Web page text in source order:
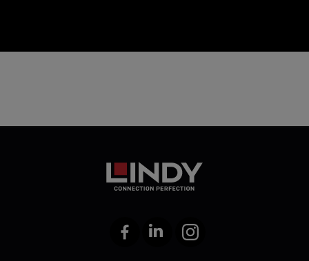
FacebookLinkedIn Instagram